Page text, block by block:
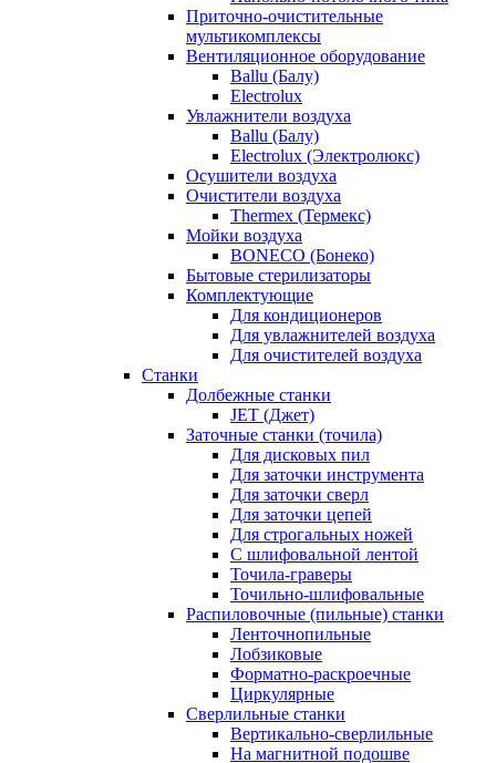
Приточно-очистительные
мультикомплексы
Вентиляционное оборудование
Ballu (Балу)
Electrolux
Увлажнители воздуха
Ballu (Балу)
Electrolux (Электролюкс)
Осушители воздуха
Очистители воздуха
Thermex (Термекс)
Мойки воздуха
BONECO (Бонеко)
Бытовые стерилизаторы
Комплектующие
Для кондиционеров
Для увлажнителей воздуха
Для очистителей воздуха
Станки
Долбежные станки
JET (Джет)
Заточные станки (точила)
Для дисковых пил
Для заточки инструмента
Для заточки сверл
Для заточки цепей
Для строгальных ножей
С шлифовальной лентой
Точила-граверы
Точильно-шлифовальные
Распиловочные (пильные) станки
Ленточнопильные
Лобзиковые
Форматно-раскроечные
Циркулярные
Сверлильные станки
Вертикально-сверлильные
На магнитной подошве